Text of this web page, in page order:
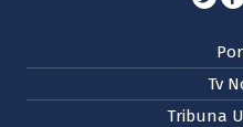
Tv
Tribuna